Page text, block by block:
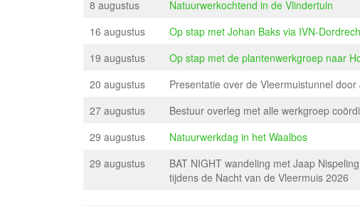
8 augustus
Natuurwerkochtend in de Vlindertuin
16 augustus
Op stap met Johan Baks via IVN-
19 augustus
Op stap met de plantenwerkgroep naar
20 augustus
Presentatie over de Vleermuistunnel door
27 augustus
Bestuur overleg met alle werkgroep
29 augustus
Natuurwerkdag in het Waalbos
29 augustus
BAT NIGHT wandeling met Jaap
tijdens de Nacht van de Vleermuis 2026